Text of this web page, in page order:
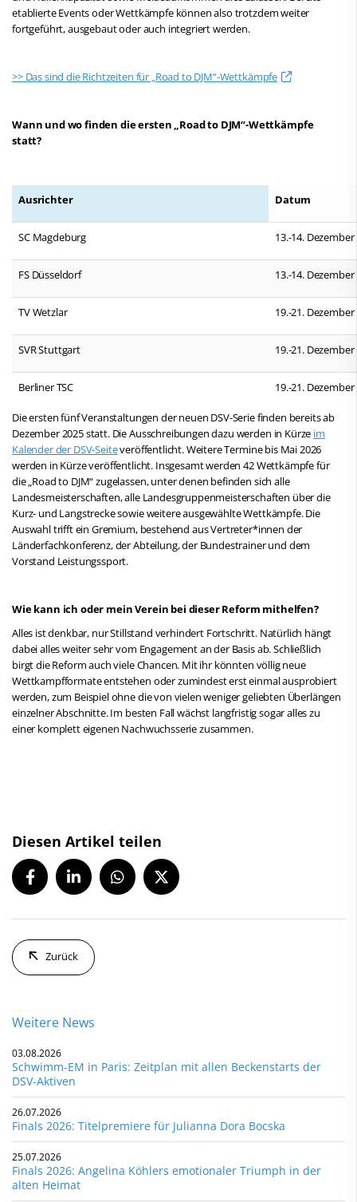
etablierte Events oder Wettkämpfe können also trotzdem weiter
fortgeführt, ausgebaut oder auch integriert werden.
>> Das sind die Richtzeiten für „Road to DJM“-Wettkämpfe
Wann undwofinden die ersten „Road to DJM“-Wettkämpfe
statt?
Ausrichter Datum
SC Magdeburg 13.-14. Dezember
FS Düsseldorf 13.-14. Dezember
TV Wetzlar 19.-21. Dezember
SVR Stuttgart 19.-21. Dezember
Berliner TSC 19.-21. Dezember
Die ersten fünf Veranstaltungen der neuen DSV-Serie finden bereits ab
Dezember 2025 statt. Die Ausschreibungen dazu werden in Kürze im
Kalender der DSV-Seiteveröffentlicht. Weitere Termine bis Mai 2026
werden in Kürze veröffentlicht. Insgesamt werden 42 Wettkämpfe für
die „Road to DJM“ zugelassen, unter denen befinden sich alle
Landesmeisterschaften, alle Landesgruppenmeisterschaften über die
Kurz- und Langstrecke sowie weitere ausgewählte Wettkämpfe. Die
Auswahl trifft ein Gremium, bestehend aus Vertreter*innen der
Länderfachkonferenz, der Abteilung, der Bundestrainer und dem
Vorstand Leistungssport.
Wie kann ich oder mein Verein bei dieser Reform mithelfen?
Alles ist denkbar, nur Stillstand verhindert Fortschritt. Natürlich hängt
dabei alles weiter sehr vom Engagement an der Basis ab. Schließlich
birgt die Reform auch viele Chancen. Mit ihr könnten völlig neue
Wettkampfformate entstehen oder zumindest erst einmal ausprobiert
werden, zum Beispiel ohne die von vielen weniger geliebten Überlängen
einzelner Abschnitte. Im besten Fall wächst langfristig sogar alles zu
einer komplett eigenen Nachwuchsserie zusammen.
Diesen Artikel teilen
Zurück
Weitere News
03.08.2026
Schwimm-EM in Paris: Zeitplan mit allen Beckenstarts der
DSV-Aktiven
26.07.2026
Finals 2026: Titelpremiere für Julianna Dora Bocska
25.07.2026
Finals 2026: Angelina Köhlers emotionaler Triumph in der
alten Heimat